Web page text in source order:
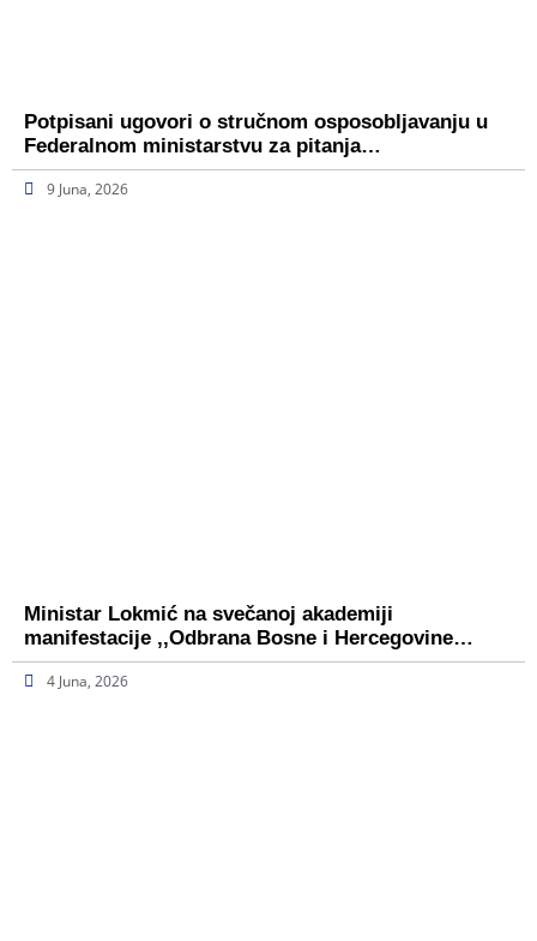
Potpisani ugovori o stručnom osposobljavanju u
Federalnom ministarstvu za pitanja…
9 Juna, 2026
Ministar Lokmić na svečanoj akademiji
manifestacije ,,Odbrana Bosne i Hercegovine…
4 Juna, 2026